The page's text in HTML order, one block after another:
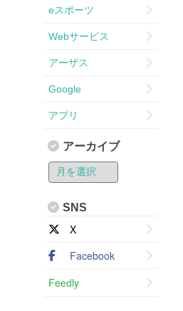
eスポーツ
Webサービス
アーザス
Google
アプリ
アーカイブ
SNS
X
Facebook
Feedly